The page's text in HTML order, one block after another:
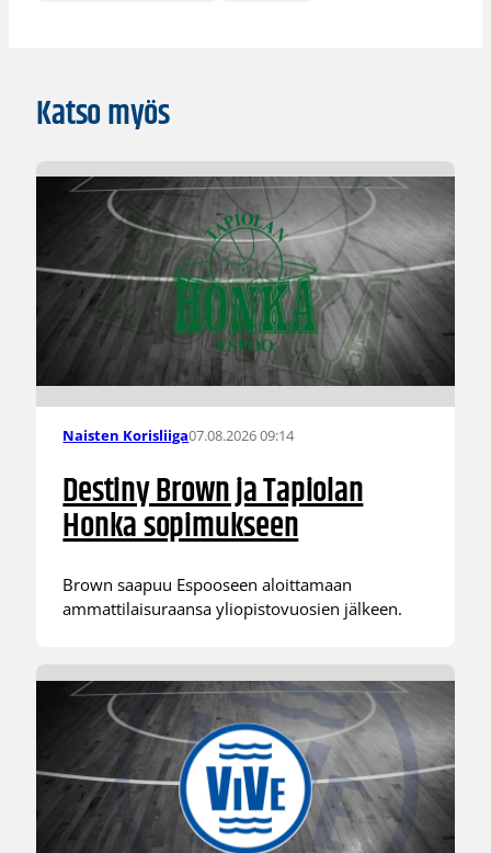
Katso myös
Naisten Korisliiga07.08.2026 09:14
Destiny Brown ja Tapiolan
Honka sopimukseen
Brown saapuu Espooseen aloittamaan
ammattilaisuraansa yliopistovuosien jälkeen.